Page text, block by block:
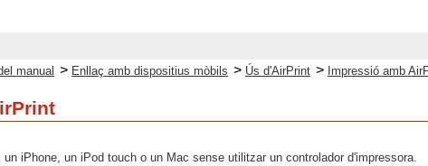
manual > Enllaç amb dispositius mòbils > Ús d'AirPrint > Impressió amb
un iPhone, un iPod touch o un Mac sense utilitzar un controlador d'impressora.